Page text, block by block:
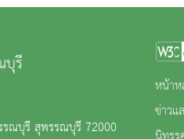
บุรี
รณบุรี สุพรรณบุรี 72000
หน้า
ข่าวแ